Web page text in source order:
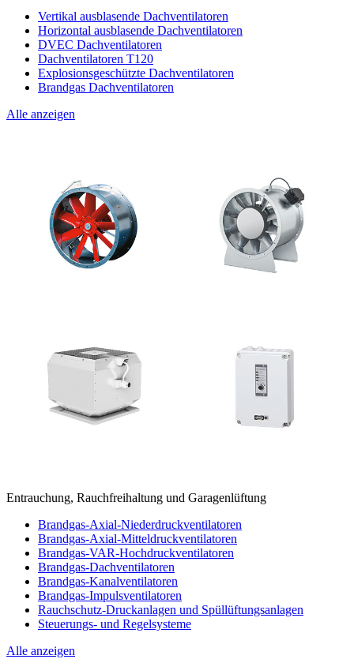
Vertikal ausblasende Dachventilatoren
Horizontal ausblasende Dachventilatoren
DVEC Dachventilatoren
Dachventilatoren T120
Explosionsgeschützte Dachventilatoren
Brandgas Dachventilatoren
Alle anzeigen
Entrauchung, Rauchfreihaltung und Garagenlüftung
Brandgas-Axial-Niederdruckventilatoren
Brandgas-Axial-Mitteldruckventilatoren
Brandgas-VAR-Hochdruckventilatoren
Brandgas-Dachventilatoren
Brandgas-Kanalventilatoren
Brandgas-Impulsventilatoren
Rauchschutz-Druckanlagen und Spüllüftungsanlagen
Steuerungs- und Regelsysteme
Alle anzeigen